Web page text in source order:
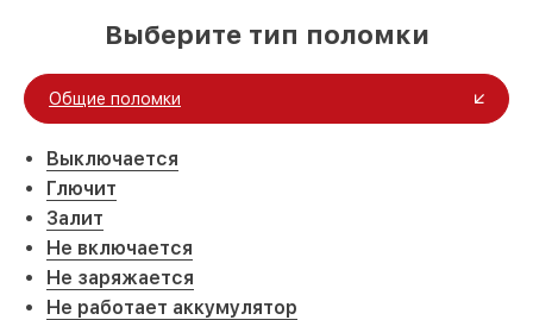
Выберите тип поломки
Общие поломки
Выключается
Глючит
Залит
Не включается
Не заряжается
Не работает аккумулятор